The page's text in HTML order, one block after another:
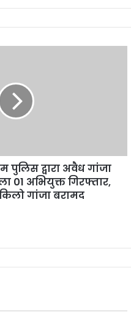
पुलिस द्वारा अवैध गांजा
01 अभियुक्त गिरफ्तार,
गांजा बरामद